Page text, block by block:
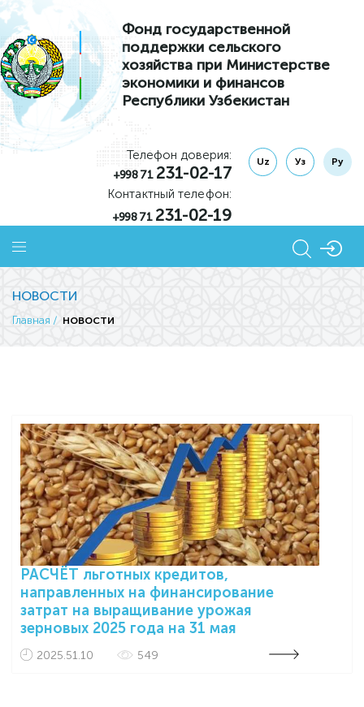
Фонд государственной
поддержки сельского
хозяйства при Министерстве
экономики и финансов
Республики Узбекистан
Телефон доверия:
+998 71231-02-17
Контактный телефон:
+998 71231-02-19
Uz Уз Ру
НОВОСТИ
Главная новости
РАСЧЁТ льготных кредитов,
направленных на финансирование
затрат на выращивание урожая
зерновых 2025 года на 31 мая
2025.51.10 549